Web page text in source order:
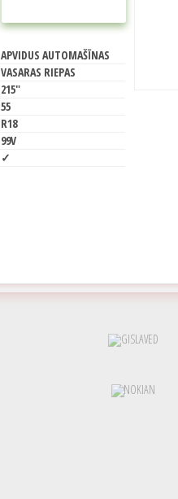
APVIDUS AUTOMAŠĪNAS
VASARAS RIEPAS
215"
55
R18
99V
✓